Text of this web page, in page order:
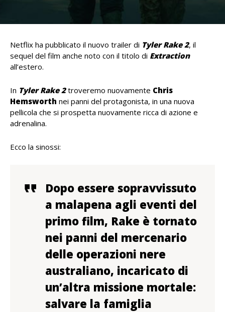
Netflix ha pubblicato il nuovo trailer di Tyler Rake 2, il
sequel del film anche noto con il titolo di Extraction
all’estero.
In Tyler Rake 2troveremo nuovamente Chris
Hemsworth nei panni del protagonista, in una nuova
pellicola che si prospetta nuovamente ricca di azione e
adrenalina.
Ecco la sinossi:
Dopo essere sopravvissuto
a malapena agli eventi del
primo film, Rake è tornato
nei panni del mercenario
delle operazioni nere
australiano, incaricato di
un’altra missione mortale:
salvare la famiglia